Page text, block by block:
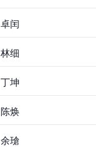
卓闰
林细
丁坤
陈焕
余瑲